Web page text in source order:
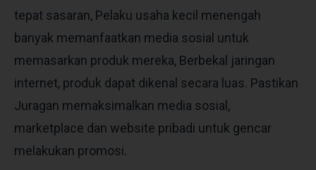
tepat sasaran, Pelaku usaha kecil menengah
banyak memanfaatkan media sosial untuk
memasarkan produk mereka, Berbekal jaringan
internet, produk dapat dikenal secara luas. Pastikan
Juragan memaksimalkan media sosial,
marketplace dan website pribadi untuk gencar
melakukan promosi.